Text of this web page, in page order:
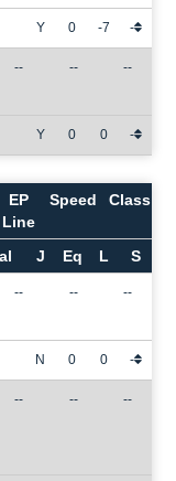
Y 0 -7 -
-- -- --
Y 0 0 -
EP
Line
Speed Class
J Eq L S
-- -- --
N 0 0 -
-- -- --